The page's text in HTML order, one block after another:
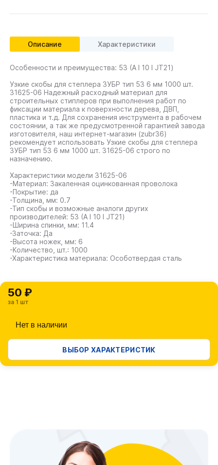
Описание Характеристики
Особенности и преимущества: 53 (A I 10 I JT21)
Узкие скобы для степлера ЗУБР тип 53 6 мм 1000 шт.
31625-06 Надежный расходный материал для
строительных стиплеров при выполнения работ по
фиксации материала к поверхности дерева, ДВП,
пластика и т.д. Для сохранения инструмента в рабочем
состоянии, а так же предусмотренной гарантией завода
изготовителя, наш интернет-магазин (zubr36)
рекомендует использовать Узкие скобы для степлера
ЗУБР тип 53 6 мм 1000 шт. 31625-06 строго по
назначению.
Характеристики модели 31625-06
-Материал: Закаленная оцинкованная проволока
-Покрытие: да
-Толщина, мм: 0.7
-Тип скобы и возможные аналоги других
производителей: 53 (A I 10 I JT21)
-Ширина спинки, мм: 11.4
-Заточка: Да
-Высота ножек, мм: 6
-Количество, шт.: 1000
-Характеристика материала: Особотвердая сталь
50 ₽
за 1 шт
Нет в наличии
ВЫБОР ХАРАКТЕРИСТИК